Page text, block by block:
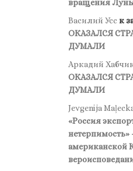
вращения
Василий Усс к
ОКАЗАЛСЯ
ДУМАЛИ
Аркадий
ОКАЗАЛСЯ
ДУМАЛИ
Jevgenija
«Россия
нетерпимость»
американской